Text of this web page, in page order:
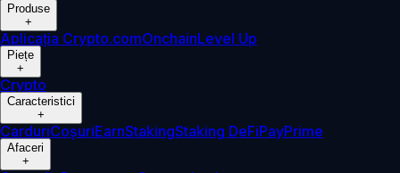
Produse
+
Aplicația Crypto.comOnchainLevel Up
Piețe
+
Crypto
Caracteristici
+
CarduriCoșuriEarnStakingStaking DeFiPayPrime
Afaceri
+